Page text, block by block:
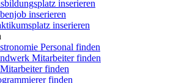
inserieren
inserieren
inserieren
Personal finden
Mitarbeiter finden
finden
finden